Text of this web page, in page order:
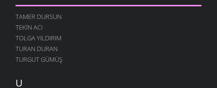
TAMER DURSUN
TEKIN ACI
TOLGA YILDIRIM
TURAN DURAN
TURGUT GÜMÜŞ
U